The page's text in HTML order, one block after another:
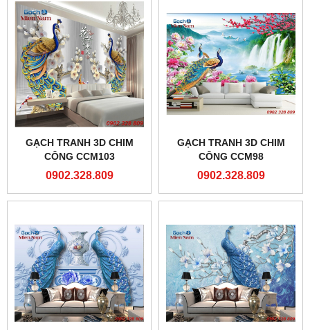
GẠCH TRANH 3D CHIM
CÔNG CCM103
0902.328.809
GẠCH TRANH 3D CHIM
CÔNG CCM98
0902.328.809